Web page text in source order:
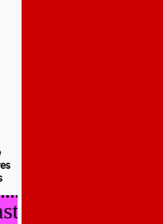
2025/2026